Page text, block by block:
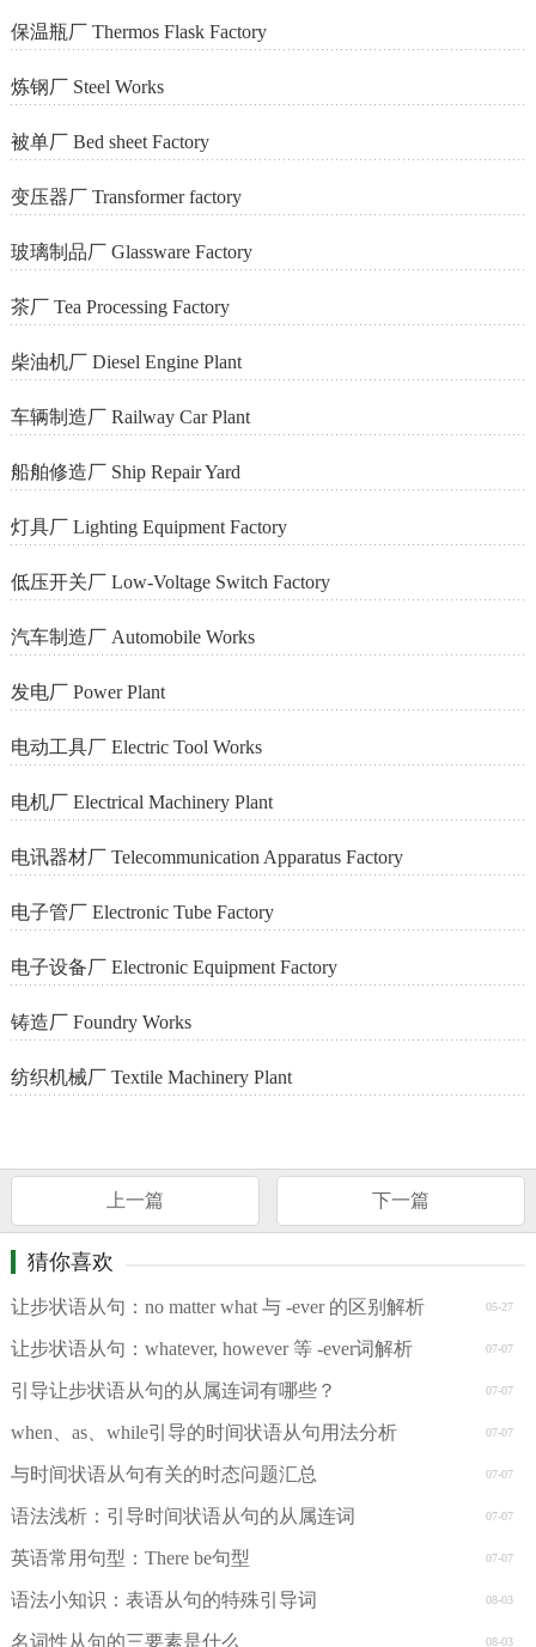
保温瓶厂 Thermos Flask Factory
炼钢厂 Steel Works
被单厂 Bed sheet Factory
变压器厂 Transformer factory
玻璃制品厂 Glassware Factory
茶厂 Tea Processing Factory
柴油机厂 Diesel Engine Plant
车辆制造厂 Railway Car Plant
船舶修造厂 Ship Repair Yard
灯具厂 Lighting Equipment Factory
低压开关厂 Low-Voltage Switch Factory
汽车制造厂 Automobile Works
发电厂 Power Plant
电动工具厂 Electric Tool Works
电机厂 Electrical Machinery Plant
电讯器材厂 Telecommunication Apparatus Factory
电子管厂 Electronic Tube Factory
电子设备厂 Electronic Equipment Factory
铸造厂 Foundry Works
纺织机械厂 Textile Machinery Plant
上一篇 下一篇
猜你喜欢
05-27
让步状语从句：no matter what 与 -ever 的区别解析
07-07
让步状语从句：whatever, however 等 -ever词解析
07-07
引导让步状语从句的从属连词有哪些？
07-07
when、as、while引导的时间状语从句用法分析
07-07
与时间状语从句有关的时态问题汇总
07-07
语法浅析：引导时间状语从句的从属连词
07-07
英语常用句型：There be句型
08-03
语法小知识：表语从句的特殊引导词
08-03
名词性从句的三要素是什么